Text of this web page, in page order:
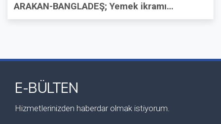
ARAKAN-BANGLADEŞ; Yemek ikramı…
E-BÜLTEN
Hizmetlerinizden haberdar olmak istiyorum.